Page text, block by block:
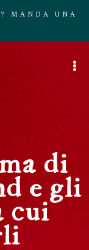
MANDA UNA
di
e gli
cui